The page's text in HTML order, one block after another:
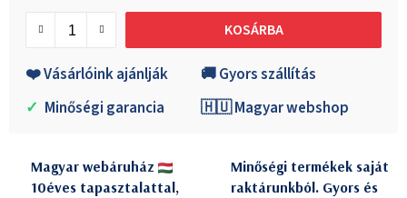
KOSÁRBA
❤️ Vásárlóink ajánlják
🚚 Gyors szállítás
✓ Minőségi garancia 🇭🇺 Magyar webshop
Magyar webáruház
10éves tapasztalattal,
Minőségi termékek saját
raktárunkból. Gyors és